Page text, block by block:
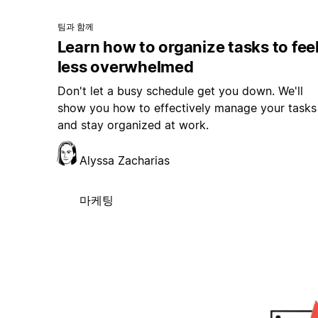
팀과 함께
Learn how to organize tasks to
less overwhelmed
Don't let a busy schedule get you down. We'll
show you how to effectively manage your tasks
and stay organized at work.
Alyssa Zacharias
마케팅